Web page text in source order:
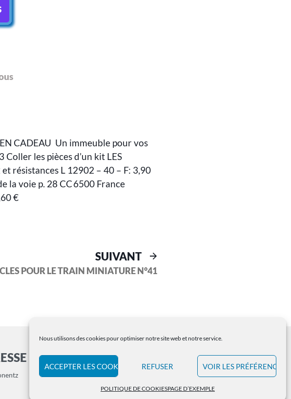
Nous utilisons des cookies pour optimiser notre site web et notre service.
ACCEPTER LES COOKIES REFUSER VOIR LES PRÉFÉRENCES
POLITIQUE DE COOKIESPAGE D’EXEMPLE
CADEAU Un immeuble pour vos
les pièces d’un kit LES
résistances L 12902 – 40 – F: 3,90
la voie p. 28 CC 6500 France
€
SUIVANT
CLES POUR LE TRAIN MINIATURE N°41